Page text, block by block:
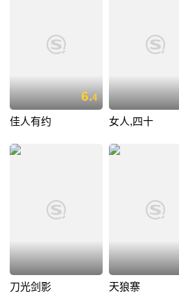
6.4
佳人有约 女人,四十
刀光剑影 天狼寨